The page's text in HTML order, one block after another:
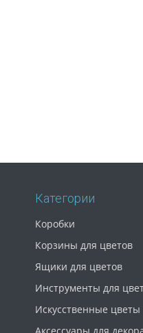
Категории
Коробки
Корзины для цветов
Ящики для цветов
Инструменты для
Искусственные цветы